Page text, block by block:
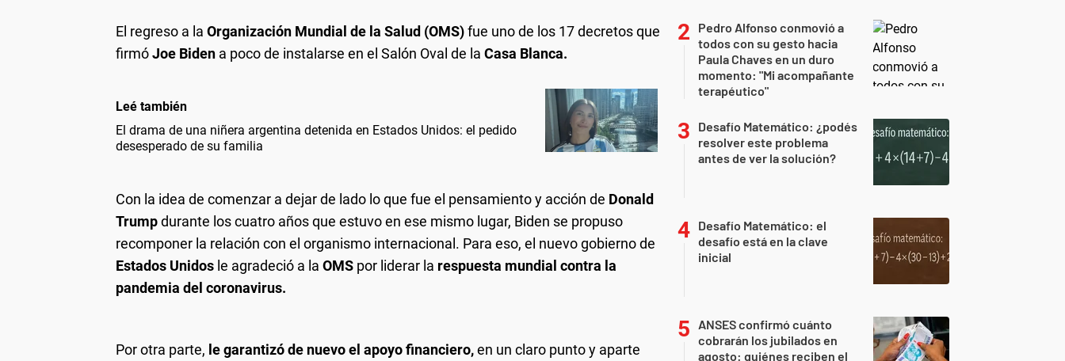
El regreso a la Organización Mundial de la Salud (OMS)fue uno de los 17 decretos que
firmóJoe Biden a poco de instalarse en el Salón Oval de la Casa Blanca.
Leé también
El drama de una niñera argentina detenida en Estados Unidos: el pedido
desesperado de su familia
Con la idea de comenzar a dejar de lado lo que fue el pensamiento y acción de Donald
Trumpdurante los cuatro años que estuvo en ese mismo lugar, Biden se propuso
recomponer la relación con el organismo internacional. Para eso, el nuevo gobierno de
Estados Unidos le agradeció a la OMS por liderar la respuesta mundial contra la
pandemia del coronavirus.
Por otra parte, le garantizó de nuevo el apoyo financiero,en un claro punto y aparte
Pedro Alfonso conmovió a
todos con su gesto hacia
Paula Chaves en un duro
momento: "Mi acompañante
terapéutico"
Desafío Matemático: ¿podés
resolver este problema
antes de ver la solución?
Desafío Matemático: el
desafío está en la clave
inicial
ANSES confirmó cuánto
cobrarán los jubilados en
agosto: quiénes reciben el